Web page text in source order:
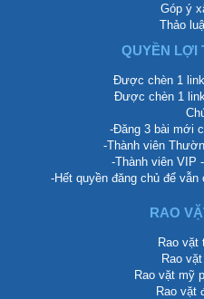
Góp ý
Thảo
QUYỀN LỢI
Được chèn 1
Được chèn 1
-Đăng 3 bài mới
-Thành viên
-Thành viên VIP
-Hết quyền đăng chủ để
RAO
Rao vặt
Rao
Rao vặt mỹ
Rao vặt